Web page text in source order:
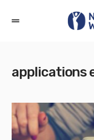
applications